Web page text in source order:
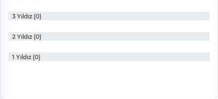
3 Yıldız (0)
2 Yıldız (0)
1 Yıldız (0)